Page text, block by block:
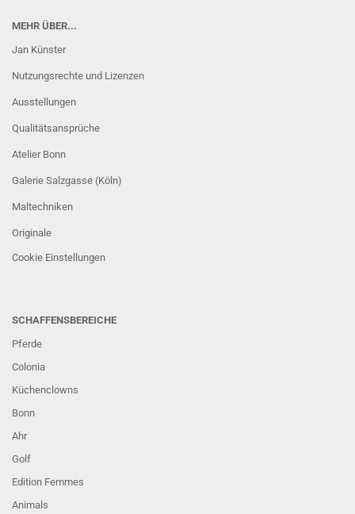
MEHR ÜBER...
Jan Künster
Nutzungsrechte und Lizenzen
Ausstellungen
Qualitätsansprüche
Atelier Bonn
Galerie Salzgasse (Köln)
Maltechniken
Originale
Cookie Einstellungen
SCHAFFENSBEREICHE
Pferde
Colonia
Küchenclowns
Bonn
Ahr
Golf
Edition Femmes
Animals